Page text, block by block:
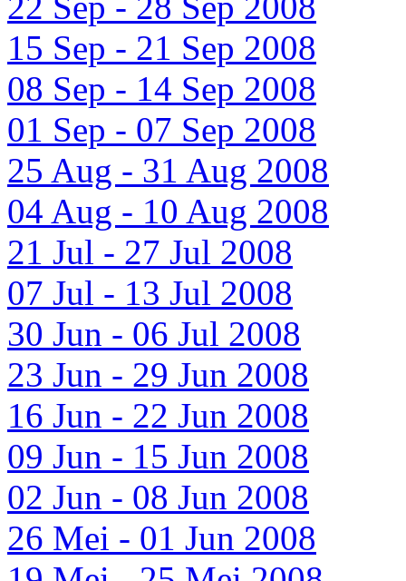
15 Sep - 21 Sep 2008
08 Sep - 14 Sep 2008
01 Sep - 07 Sep 2008
25 Aug - 31 Aug 2008
04 Aug - 10 Aug 2008
21 Jul - 27 Jul 2008
07 Jul - 13 Jul 2008
30 Jun - 06 Jul 2008
23 Jun - 29 Jun 2008
16 Jun - 22 Jun 2008
09 Jun - 15 Jun 2008
02 Jun - 08 Jun 2008
26 Mei - 01 Jun 2008